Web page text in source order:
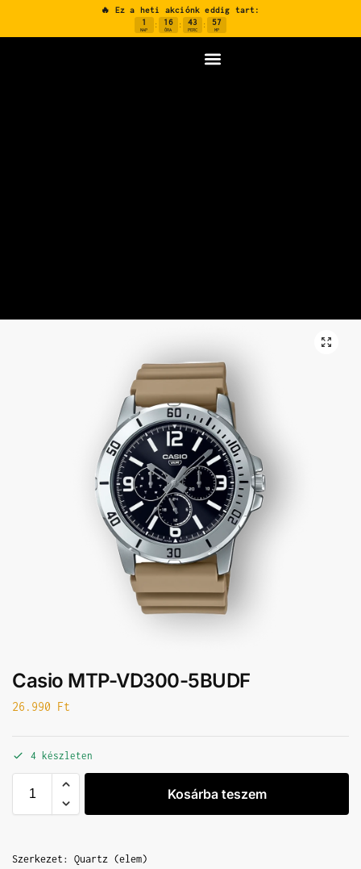
🔥 Ez a heti akciónk eddig tart:
1
NAP
: 16
ÓRA
: 43
PERC
: 56
MP
Casio MTP-VD300-5BUDF
26.990 Ft
4 készleten
Kosárba teszem
Szerkezet: Quartz (elem)